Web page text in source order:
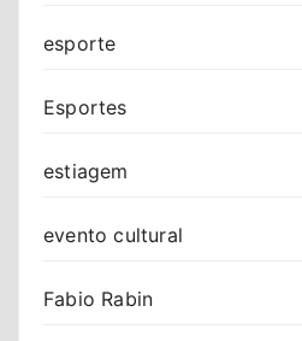
esporte
Esportes
estiagem
evento cultural
Fabio Rabin